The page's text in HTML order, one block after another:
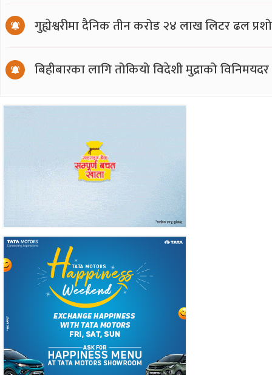
गुह्येश्वरीमा दैनिक तीन करोड २४ लाख लिटर ढल
बिहीबारका लागि तोकियो विदेशी मुद्राको विनिमयदर